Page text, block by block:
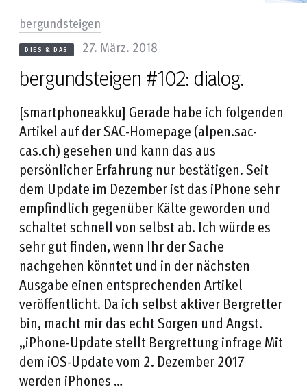
bergundsteigen #102: dialog.
DIES & DAS 27. März. 2018
bergundsteigen
[smartphoneakku] Gerade habe ich folgenden
Artikel auf der SAC-Homepage (alpen.sac-
cas.ch) gesehen und kann das aus
persönlicher Erfahrung nur bestätigen. Seit
dem Update im Dezember ist das iPhone sehr
empfindlich gegenüber Kälte geworden und
schaltet schnell von selbst ab. Ich würde es
sehr gut finden, wenn Ihr der Sache
nachgehen könntet und in der nächsten
Ausgabe einen entsprechenden Artikel
veröffentlicht. Da ich selbst aktiver Bergretter
bin, macht mir das echt Sorgen und Angst.
„iPhone-Update stellt Bergrettung infrage Mit
dem iOS-Update vom 2. Dezember 2017
werden iPhones …